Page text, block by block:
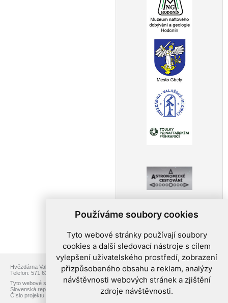
Používáme soubory cookies
Tyto webové stránky používají soubory
cookies a další sledovací nástroje s cílem
vylepšení uživatelského prostředí, zobrazení
přizpůsobeného obsahu a reklam, analýzy
návštěvnosti webových stránek a zjištění
zdroje návštěvnosti.
Hvězdárna Valašské Meziříčí, p.o., Vsetínská 78, 757 01 Valašské Meziříčí
Telefon: 571 611 928, Web: www.astrovm.cz , E-mail: info@astrovm.cz
Tyto webové stránky jsou vytvořeny v rámci projektu přeshraniční spolupráce
Slovenská republika – Česká republika s názvem Toulky po naftařském příhraničí.
Číslo projektu NFP304020D211